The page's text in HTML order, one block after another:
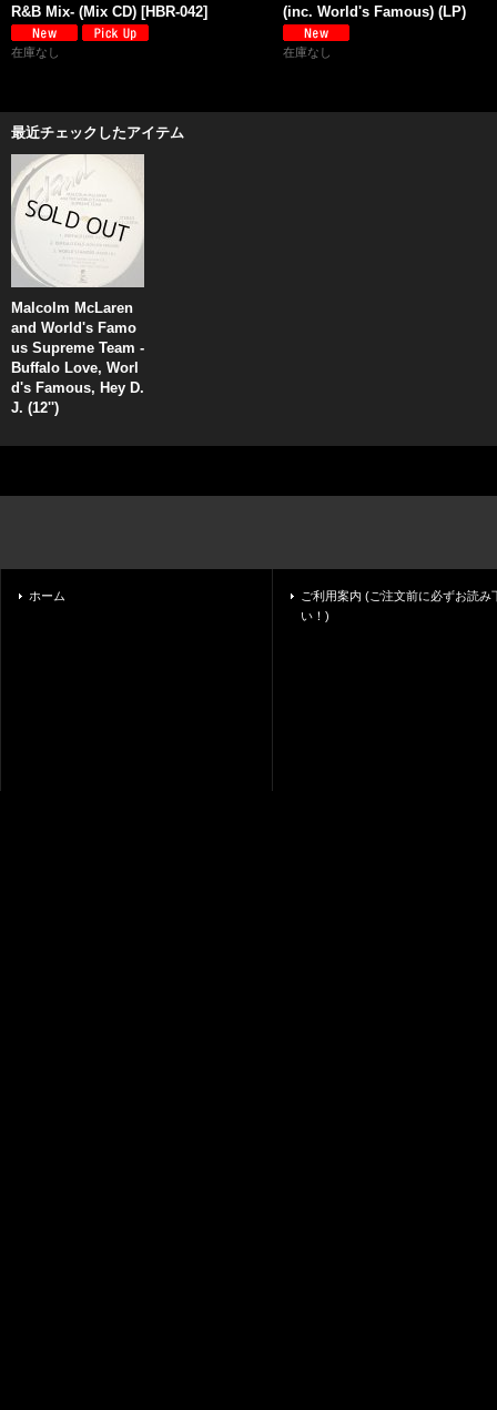
R&B Mix- (Mix CD) [HBR-042]
在庫なし
(inc. World's Famous) (LP)
在庫なし
最近チェックしたアイテム
Malcolm McLaren
and World's Famo
us Supreme Team -
Buffalo Love, Worl
d's Famous, Hey D.
J. (12'')
ホーム
ご利用案内 (ご注文前に必ずお読み
い！)